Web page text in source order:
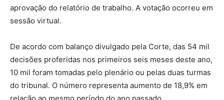
aprovação do relatório de trabalho. A votação ocorreu em
sessão virtual.
De acordo com balanço divulgado pela Corte, das 54 mil
decisões proferidas nos primeiros seis meses deste ano,
10 mil foram tomadas pelo plenário ou pelas duas turmas
do tribunal. O número representa aumento de 18,9% em